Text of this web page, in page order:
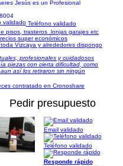
Teléfono validado
pisos, trasteros .lonjas garajes etc
super económicos
Vizcaya y alrededores dispongo
profesionales y cuidadosos
piezas con cierta dificultad, como
así los retiraron sin ningún
contratado en Cronoshare
Pedir presupuesto
Email validado
Teléfono validado
Responde rápido